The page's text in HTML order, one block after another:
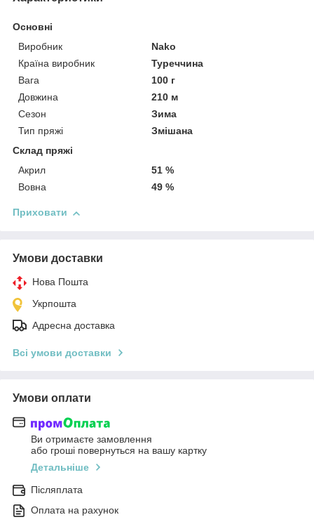
Основні
Виробник
Nako
Країна виробник
Туреччина
Вага
100 г
Довжина
210 м
Сезон
Зима
Тип пряжі
Змішана
Склад пряжі
Акрил
51 %
Вовна
49 %
Приховати
Умови доставки
Нова Пошта
Укрпошта
Адресна доставка
Всі умови доставки
Умови оплати
Ви отримаєте замовлення
або гроші повернуться на вашу картку
Детальніше
Післяплата
Оплата на рахунок